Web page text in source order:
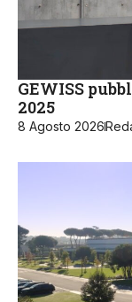
GEWISS
2025
8 Agosto 2026